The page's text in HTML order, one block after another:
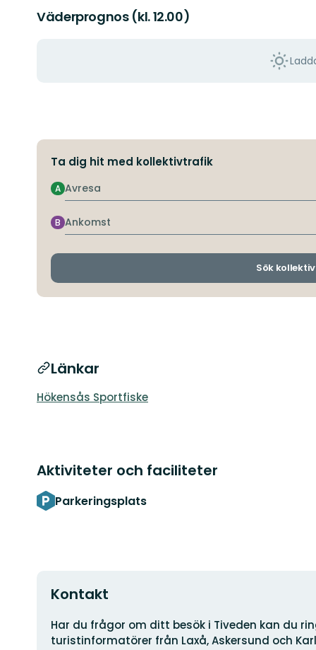
Väderprognos (kl. 12.00)
Ta dig hit med kollektivtrafik
Avresa
A
Ankomst
B
Sök
Länkar
Hökensås Sportfiske
Aktiviteter och faciliteter
Parkeringsplats
Kontakt
Adress
Har du frågor om ditt besök i Tiveden kan du
turistinformatörer från Laxå, Askersund och